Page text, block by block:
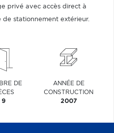
privé avec accès direct à
de stationnement extérieur.
DE
9
ANNÉE DE
CONSTRUCTION
2007